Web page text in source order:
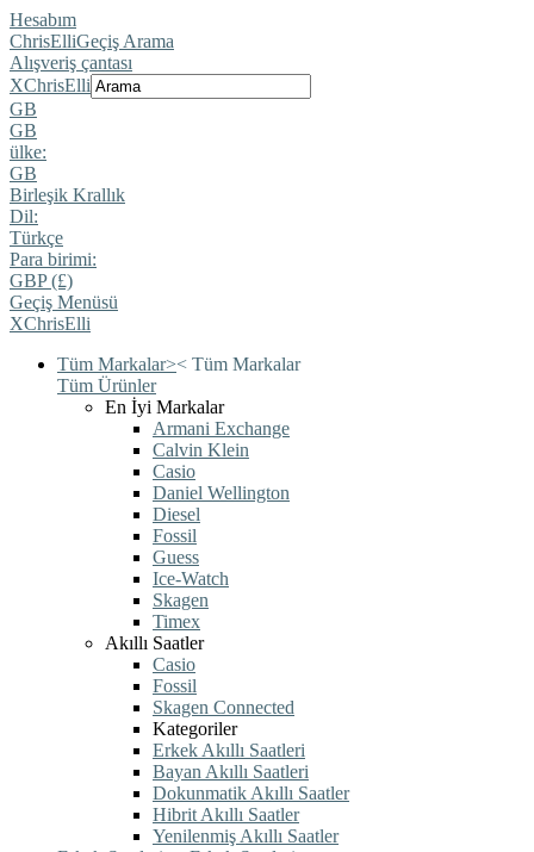
Hesabım
ChrisElliGeçiş Arama
Alışveriş çantası
XChrisElli
GB
GB
ülke:
GB
Birleşik Krallık
Dil:
Türkçe
Para birimi:
GBP (£)
Geçiş Menüsü
XChrisElli
Tüm Markalar>< Tüm Markalar
Tüm Ürünler
En İyi Markalar
Armani Exchange
Calvin Klein
Casio
Daniel Wellington
Diesel
Fossil
Guess
Ice-Watch
Skagen
Timex
Akıllı Saatler
Casio
Fossil
Skagen Connected
Kategoriler
Erkek Akıllı Saatleri
Bayan Akıllı Saatleri
Dokunmatik Akıllı Saatler
Hibrit Akıllı Saatler
Yenilenmiş Akıllı Saatler